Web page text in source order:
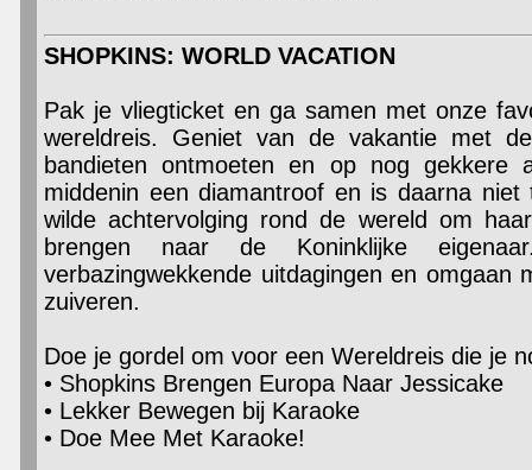
SHOPKINS: WORLD VACATION
Pak je vliegticket en ga samen met onze
wereldreis. Geniet van de vakantie met
bandieten ontmoeten en op nog gekkere
middenin een diamantroof en is daarna
wilde achtervolging rond de wereld om
brengen naar de Koninklijke
verbazingwekkende uitdagingen en omgaan
zuiveren.
Doe je gordel om voor een Wereldreis die je
• Shopkins Brengen Europa Naar Jessicake
• Lekker Bewegen bij Karaoke
• Doe Mee Met Karaoke!